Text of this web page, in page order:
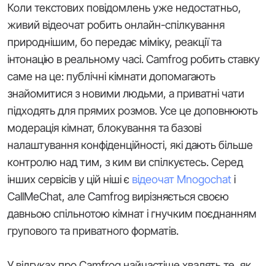
Коли текстових повідомлень уже недостатньо,
живий відеочат робить онлайн-спілкування
природнішим, бо передає міміку, реакції та
інтонацію в реальному часі. Camfrog робить ставку
саме на це: публічні кімнати допомагають
знайомитися з новими людьми, а приватні чати
підходять для прямих розмов. Усе це доповнюють
модерація кімнат, блокування та базові
налаштування конфіденційності, які дають більше
контролю над тим, з ким ви спілкуєтесь. Серед
інших сервісів у цій ніші є відеочат Mnogochatі
CallMeChat, але Camfrog вирізняється своєю
давньою спільнотою кімнат і гнучким поєднанням
групового та приватного форматів.